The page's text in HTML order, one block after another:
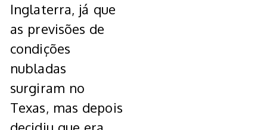
Inglaterra, já que
as previsões de
condições
nubladas
surgiram no
Texas, mas depois